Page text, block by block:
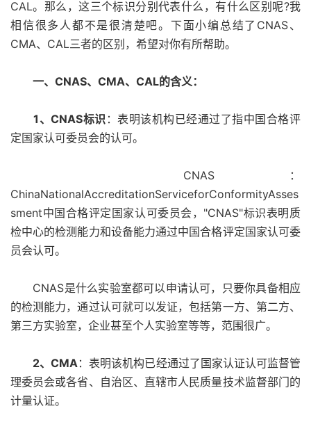
CAL。那么，这三个标识分别代表什么，有什么区别呢?我
相信很多人都不是很清楚吧。下面小编总结了CNAS、
CMA、CAL三者的区别，希望对你有所帮助。
一、CNAS、CMA、CAL的含义：
1、CNAS标识 ：表明该机构已经通过了指中国合格评
定国家认可委员会的认可。
CNAS：
ChinaNationalAccreditationServiceforConformityAsses
sment中国合格评定国家认可委员会，"CNAS"标识表明质
检中心的检测能力和设备能力通过中国合格评定国家认可委
员会认可。
CNAS是什么实验室都可以申请认可，只要你具备相应
的检测能力，通过认可就可以发证，包括第一方、第二方、
第三方实验室，企业甚至个人实验室等等，范围很广。
2、CMA：表明该机构已经通过了国家认证认可监督管
理委员会或各省、自治区、直辖市人民质量技术监督部门的
计量认证。